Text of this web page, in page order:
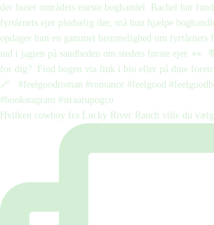
Hvilken cowboy fra Lucky River Ranch ville du vælg